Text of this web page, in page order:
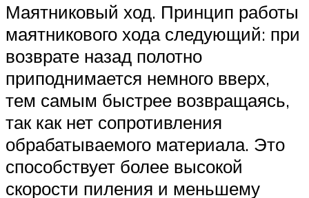
Маятниковый ход. Принцип работы
маятникового хода следующий: при
возврате назад полотно
приподнимается немного вверх,
тем самым быстрее возвращаясь,
так как нет сопротивления
обрабатываемого материала. Это
способствует более высокой
скорости пиления и меньшему